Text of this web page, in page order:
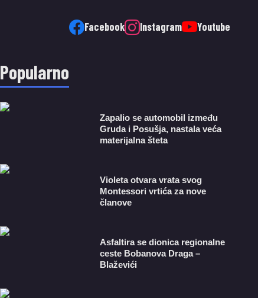
Facebook Instagram Youtube
Popularno
Zapalio se automobil između
Gruda i Posušja, nastala veća
materijalna šteta
Violeta otvara vrata svog
Montessori vrtića za nove
članove
Asfaltira se dionica regionalne
ceste Bobanova Draga –
Blaževići